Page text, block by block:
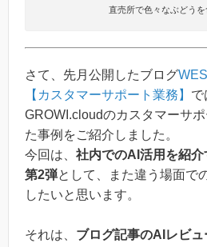
直売所で色々なぶどう
さて、先月公開したブログ
【カスタマーサポート業務】 で
GROWI.cloudのカスタマーサ
た事例をご紹介しました。
今回は、 社内でのAI活用を紹
第2弾として、また違う場面で
したいと思います。
それは、 ブログ記事のAIレビュ